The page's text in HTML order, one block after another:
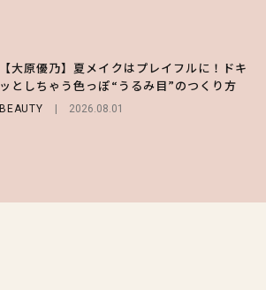
【大原優乃】夏メイクはプレイフルに！ドキ
ッとしちゃう色っぽ“うるみ目”のつくり方
BEAUTY 2026.08.01
【スタバ】約160通りのカスタマイズができ
る⁉ 39店舗限定『My フルーツ³ フラペチー
ノ®』を徹底レポ♡
【GU】夏の“主役級”アイテム決定！ヘルシ
ー＆可愛すぎる「大人の肌見せ」トップス3
選